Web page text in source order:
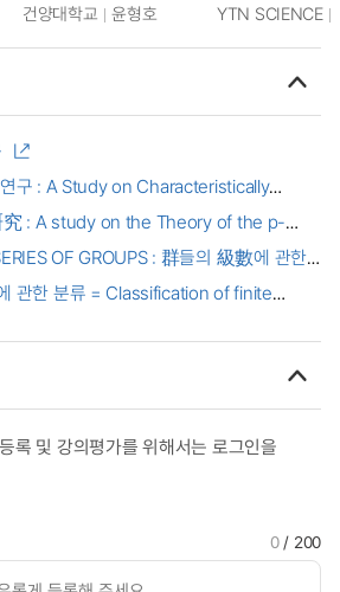
건양대학교 윤형호 YTN SCIENCE
구 : A Study on Characteristically
究 : A study on the Theory of the p-
OF GROUPS : 群들의 級數에 관한
관한 분류 = Classification of finite
록 및 강의평가를 위해서는 로그인을
0/ 200